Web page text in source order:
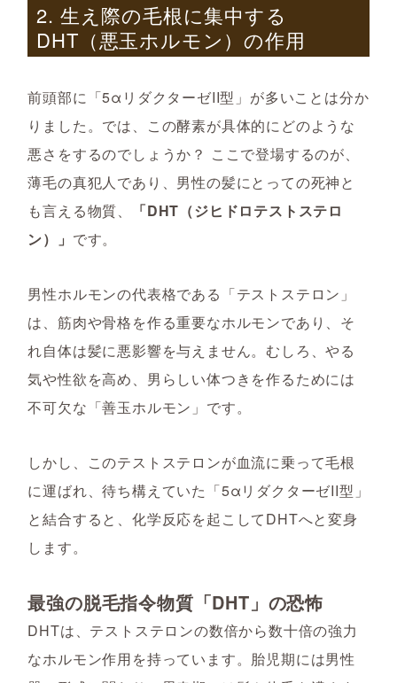
2. 生え際の毛根に集中する
DHT（悪玉ホルモン）の作用
前頭部に「5αリダクターゼII型」が多いことは分か
りました。では、この酵素が具体的にどのような
悪さをするのでしょうか？ ここで登場するのが、
薄毛の真犯人であり、男性の髪にとっての死神と
も言える物質、
「DHT（ジヒドロテストステロ
ン）」 です。
男性ホルモンの代表格である「テストステロン」
は、筋肉や骨格を作る重要なホルモンであり、そ
れ自体は髪に悪影響を与えません。むしろ、やる
気や性欲を高め、男らしい体つきを作るためには
不可欠な「善玉ホルモン」です。
しかし、このテストステロンが血流に乗って毛根
に運ばれ、待ち構えていた「5αリダクターゼII型」
と結合すると、化学反応を起こしてDHTへと変身
します。
最強の脱毛指令物質「DHT」の恐怖
DHTは、テストステロンの数倍から数十倍の強力
なホルモン作用を持っています。胎児期には男性